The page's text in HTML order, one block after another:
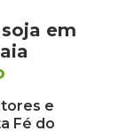
em
e
Fé do